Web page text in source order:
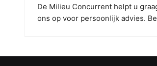
De Milieu Concurrent helpt u
ons op voor persoonlijk advies.